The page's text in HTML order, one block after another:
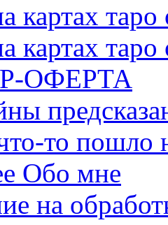
картах
картах
ОФЕРТА
то пошло
Обо мне
на